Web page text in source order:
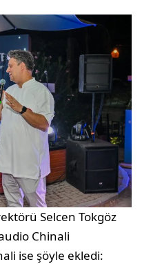
Selcen Tokgöz
Chinali
ise şöyle ekledi: